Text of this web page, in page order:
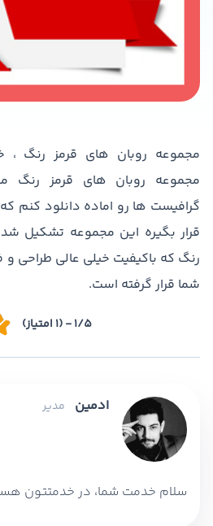
مجموعه روبان های قرمز رنگ ،
مجموعه روبان های قرمز رنگ
گرافیست ها رو اماده دانلود کنم
رنگ که باکیفیت خیلی عالی طراحی و
شما قرار گرفته است.
1/5 - (1 امتیاز)
ادمین مدیر
سلام خدمت شما، در خدمتتون